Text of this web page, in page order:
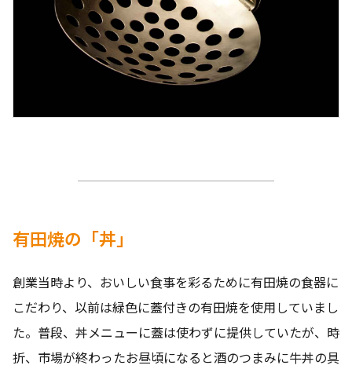
有田焼の「丼」
創業当時より、おいしい食事を彩るために有田焼の食器に
こだわり、以前は緑色に蓋付きの有田焼を使用していまし
た。普段、丼メニューに蓋は使わずに提供していたが、時
折、市場が終わったお昼頃になると酒のつまみに牛丼の具